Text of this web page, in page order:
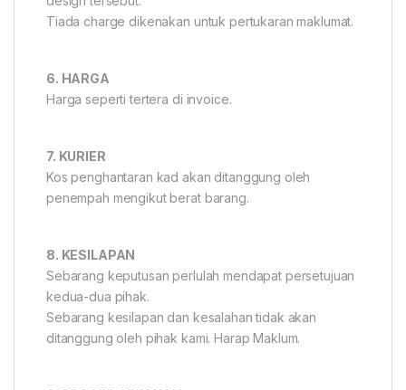
Tiada charge dikenakan untuk pertukaran maklumat.
6. HARGA
Harga seperti tertera di invoice.
7. KURIER
Kos penghantaran kad akan ditanggung oleh
penempah mengikut berat barang.
8. KESILAPAN
Sebarang keputusan perlulah mendapat persetujuan
kedua-dua pihak.
Sebarang kesilapan dan kesalahan tidak akan
ditanggung oleh pihak kami. Harap Maklum.